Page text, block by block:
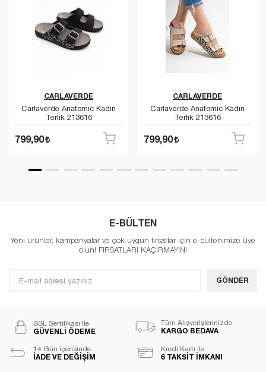
CARLAVERDE
Carlaverde Anatomic Kadın
Terlik 213616
799,90
CARLAVERDE
Carlaverde Anatomic Kadın
Terlik 213616
799,90
E-BÜLTEN
Yeni ürünler, kampanyalar ve çok uygun fırsatlar için e-bültenimize üye
olun! FIRSATLARI KAÇIRMAYIN!
GÖNDER
SSL Sertifikası ile
GÜVENLİ ÖDEME
Tüm Alışverişlerinizde
KARGO BEDAVA
14 Gün içerisinde
İADE VE DEĞİŞİM
Kredi Kartı ile
6 TAKSİT İMKANI